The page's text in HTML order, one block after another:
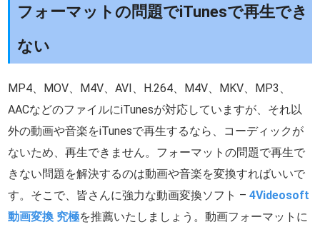
フォーマットの問題でiTunesで再生でき
ない
MP4、MOV、M4V、AVI、H.264、M4V、MKV、MP3、
AACなどのファイルにiTunesが対応していますが、それ以
外の動画や音楽をiTunesで再生するなら、コーディックが
ないため、再生できません。フォーマットの問題で再生で
きない問題を解決するのは動画や音楽を変換すればいいで
す。そこで、皆さんに強力な動画変換ソフト –4Videosoft
動画変換 究極を推薦いたしましょう。動画フォーマットに